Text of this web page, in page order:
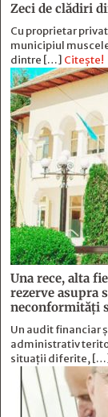
Zeci de clădiri
Cu proprietar
municipiul
dintre […] Citește!
Una rece, alta
rezerve asupra
neconformităţi
Un audit financiar
administrativ
situații diferite,